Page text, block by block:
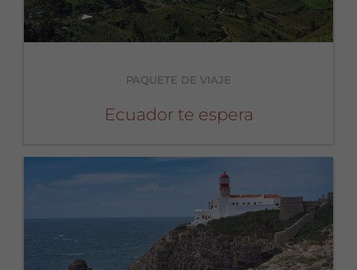
PAQUETE DE VIAJE
Ecuador te espera